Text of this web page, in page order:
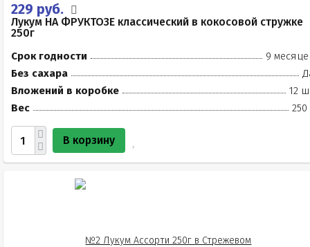
229 руб.
Лукум НА ФРУКТОЗЕ классический в кокосовой стружке
250г
Срок годности
9
Без сахара
Вложений в коробке
12
Вес
250
В корзину